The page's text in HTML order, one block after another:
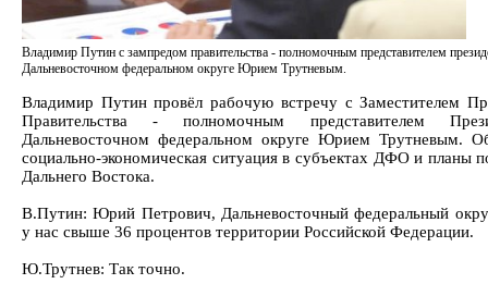
Владимир Путин с зампредом правительства - полномочным представителем
Дальневосточном федеральном округе Юрием Трутневым.
Владимир Путин провёл рабочую встречу с Заместителем
Правительства - полномочным представителем
Дальневосточном федеральном округе Юрием Трутневым.
социально-экономическая ситуация в субъектах ДФО и планы
Дальнего Востока.
В.Путин: Юрий Петрович, Дальневосточный федеральный
у нас свыше 36 процентов территории Российской Федерации.
Ю.Трутнев: Так точно.